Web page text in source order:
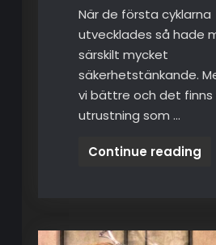
När de första cyklarna
utvecklades så hade
särskilt mycket
säkerhetstänkande.
vi bättre och det finns
utrustning som …
Continue reading